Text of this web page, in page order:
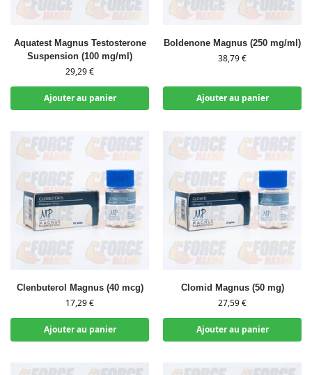
Aquatest Magnus Testosterone
Suspension (100 mg/ml)
29,29€
Ajouter au panier
Boldenone Magnus (250 mg/ml)
38,79€
Ajouter au panier
Clenbuterol Magnus (40 mcg)
17,29€
Ajouter au panier
Clomid Magnus (50 mg)
27,59€
Ajouter au panier